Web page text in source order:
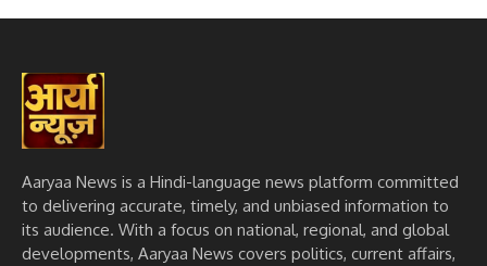
Aaryaa News is a Hindi-language news platform committed
to delivering accurate, timely, and unbiased information to
its audience. With a focus on national, regional, and global
developments, Aaryaa News covers politics, current affairs,